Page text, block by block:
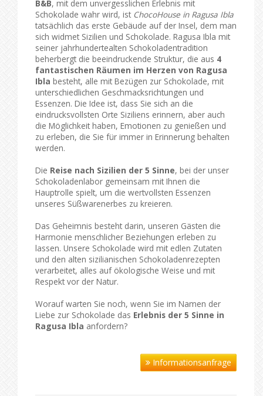
B&B, mit dem unvergesslichen Erlebnis mit
Schokolade wahr wird, ist ChocoHouse in Ragusa Ibla
tatsächlich das erste Gebäude auf der Insel, dem man
sich widmet Sizilien und Schokolade. Ragusa Ibla mit
seiner jahrhundertealten Schokoladentradition
beherbergt die beeindruckende Struktur, die aus 4
fantastischen Räumen im Herzen von Ragusa
Ibla besteht, alle mit Bezügen zur Schokolade, mit
unterschiedlichen Geschmacksrichtungen und
Essenzen. Die Idee ist, dass Sie sich an die
eindrucksvollsten Orte Siziliens erinnern, aber auch
die Möglichkeit haben, Emotionen zu genießen und
zu erleben, die Sie für immer in Erinnerung behalten
werden.
Die Reise nach Sizilien der 5 Sinne, bei der unser
Schokoladenlabor gemeinsam mit Ihnen die
Hauptrolle spielt, um die wertvollsten Essenzen
unseres Süßwarenerbes zu kreieren.
Das Geheimnis besteht darin, unseren Gästen die
Harmonie menschlicher Beziehungen erleben zu
lassen. Unsere Schokolade wird mit edlen Zutaten
und den alten sizilianischen Schokoladenrezepten
verarbeitet, alles auf ökologische Weise und mit
Respekt vor der Natur.
Worauf warten Sie noch, wenn Sie im Namen der
Liebe zur Schokolade das Erlebnis der 5 Sinne in
Ragusa Ibla anfordern?
Informationsanfrage